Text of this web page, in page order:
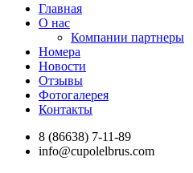
Главная
О нас
Компании партнеры
Номера
Новости
Отзывы
Фотогалерея
Контакты
8 (86638) 7-11-89
info@cupolelbrus.com